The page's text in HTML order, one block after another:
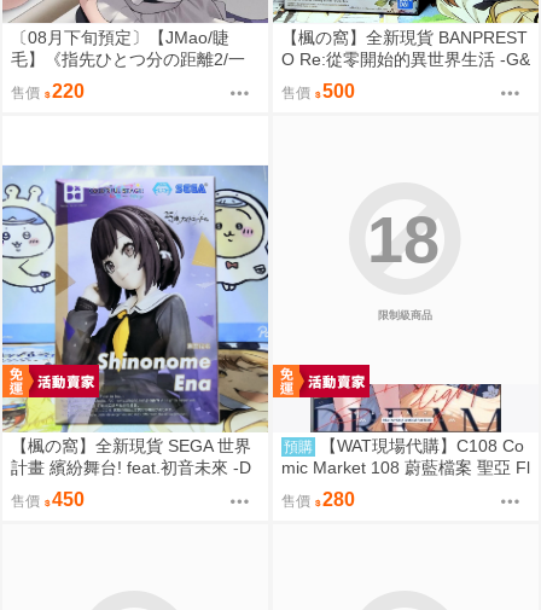
〔08月下旬預定〕【JMao/睫
毛】《指先ひとつ分の距離2/一
個指尖的距離2》B5/26P黑白內
頁/繁體中文/無修正⬢黑市兔－睫
カ 鬼方カヨコ 鬼方佳世子) FF47
售價 220
【楓の窩】全新現貨 BANPREST
O Re:從零開始的異世界生活 -G&
G- 雷姆 女僕ver.【日版】
售價 500
【楓の窩】全新現貨 SEGA 世界
計畫 繽紛舞台! feat.初音未來 -D
×D- 東雲繪名【日版】
售價 450
限制級商品
18
預購
【WAT現場代購】C108 Co
mic Market 108 蔚藍檔案 聖亞 Fl
oating Light
售價 280